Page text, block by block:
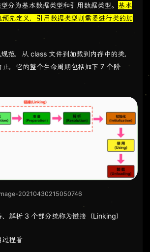
分为基本数据类型和引用数据类型。 基本
先定义，引用数据类型则需要进行类的加
范，从 class 文件到加载到内存中的类，
，它的整个生命周期包括如下 7 个阶
20210430215050746
解析 3 个部分统称为链接（Linking）
过程看